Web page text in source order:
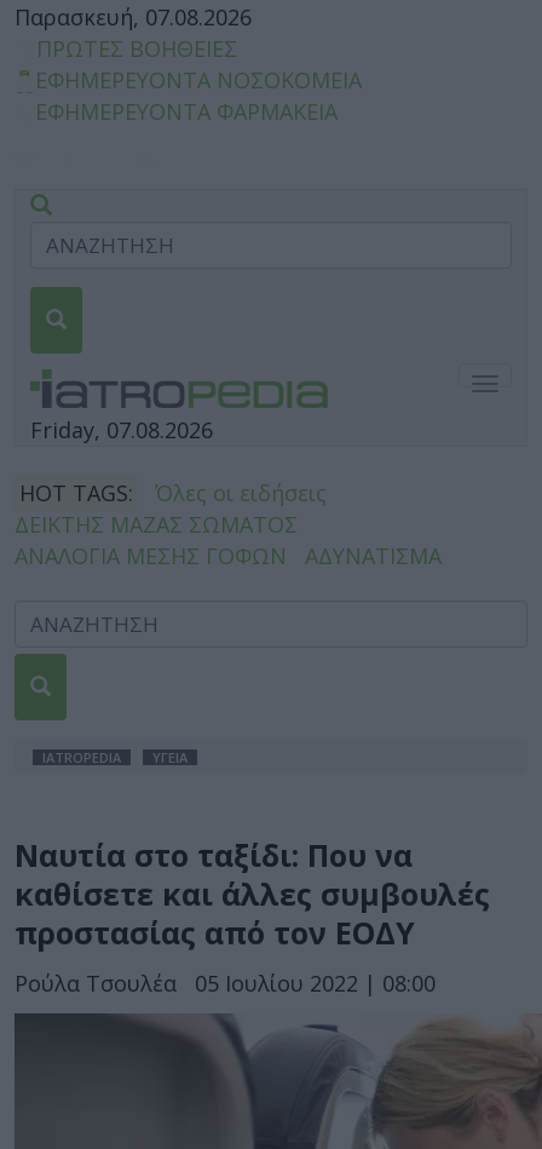
Παρασκευή, 07.08.2026
ΠΡΩΤΕΣ ΒΟΗΘΕΙΕΣ
ΕΦΗΜΕΡΕΥΟΝΤΑ ΝΟΣΟΚΟΜΕΙΑ
ΕΦΗΜΕΡΕΥΟΝΤΑ ΦΑΡΜΑΚΕΙΑ
Friday, 07.08.2026
HOT TAGS:
Όλες οι ειδήσεις
ΔΕΙΚΤΗΣ ΜΑΖΑΣ ΣΩΜΑΤΟΣ
ΑΝΑΛΟΓΙΑ ΜΕΣΗΣ ΓΟΦΩΝ
ΑΔΥΝΑΤΙΣΜΑ
IATROPEDIA ΥΓΕΙΑ
Ναυτία στο ταξίδι: Που να
καθίσετε και άλλες συμβουλές
προστασίας από τον ΕΟΔΥ
Ρούλα Τσουλέα 05 Ιουλίου 2022 | 08:00